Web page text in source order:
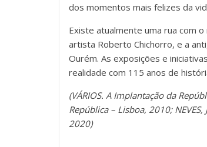
dos momentos mais felizes da
Existe atualmente uma rua com
artista Roberto Chichorro, e a
Ourém. As exposições e
realidade com 115 anos de
(VÁRIOS. A Implantação da
República – Lisboa, 2010;
2020)